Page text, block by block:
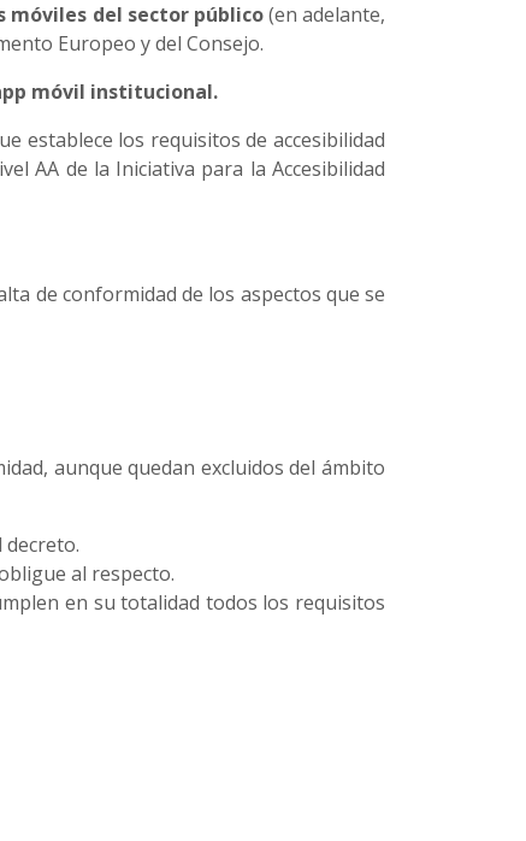
móviles del sector público(en adelante,
Europeo y del Consejo.
móvil institucional.
establece los requisitos de accesibilidad
AA de la Iniciativa para la Accesibilidad
de conformidad de los aspectos que se
aunque quedan excluidos del ámbito
al respecto.
en su totalidad todos los requisitos